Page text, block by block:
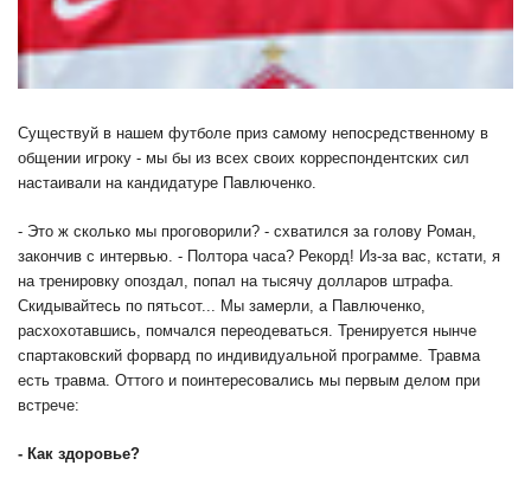
Существуй в нашем футболе приз самому непосредственному в
общении игроку - мы бы из всех своих корреспондентских сил
настаивали на кандидатуре Павлюченко.
- Это ж сколько мы проговорили? - схватился за голову Роман,
закончив с интервью. - Полтора часа? Рекорд! Из-за вас, кстати, я
на тренировку опоздал, попал на тысячу долларов штрафа.
Скидывайтесь по пятьсот... Мы замерли, а Павлюченко,
расхохотавшись, помчался переодеваться. Тренируется нынче
спартаковский форвард по индивидуальной программе. Травма
есть травма. Оттого и поинтересовались мы первым делом при
встрече:
- Как здоровье?